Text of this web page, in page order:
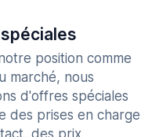
position comme
marché, nous
d'offres spéciales
des prises en charge
des prix